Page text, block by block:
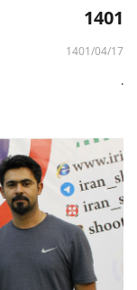
1401
1401/04/17
.